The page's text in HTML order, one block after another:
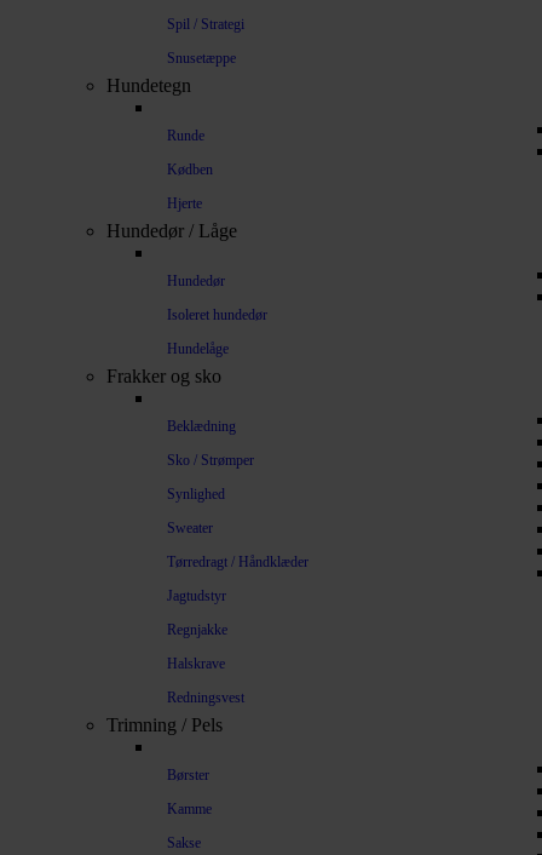
Spil / Strategi
Snusetæppe
Hundetegn
Runde
Kødben
Hjerte
Hundedør / Låge
Hundedør
Isoleret hundedør
Hundelåge
Frakker og sko
Beklædning
Sko / Strømper
Synlighed
Sweater
Tørredragt / Håndklæder
Jagtudstyr
Regnjakke
Halskrave
Redningsvest
Trimning / Pels
Børster
Kamme
Sakse